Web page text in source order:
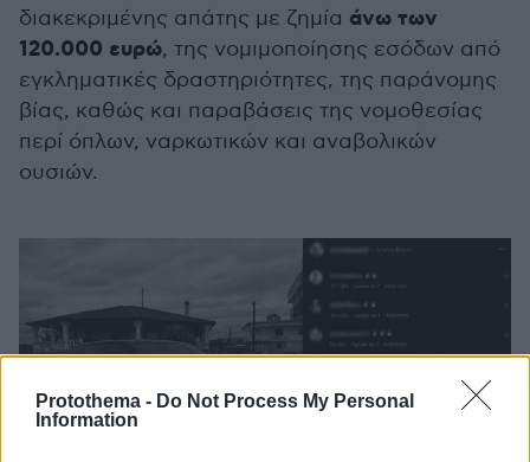
Protothema - Do Not Process My Personal
Information
διακεκριμένης απάτης με ζημία άνω των
120.000 ευρώ, της νομιμοποίησης εσόδων από
εγκληματικές δραστηριότητες, της παράνομης
βίας, καθώς και παραβάσεις της νομοθεσίας
περί όπλων, ναρκωτικών και αναβολικών
ουσιών.